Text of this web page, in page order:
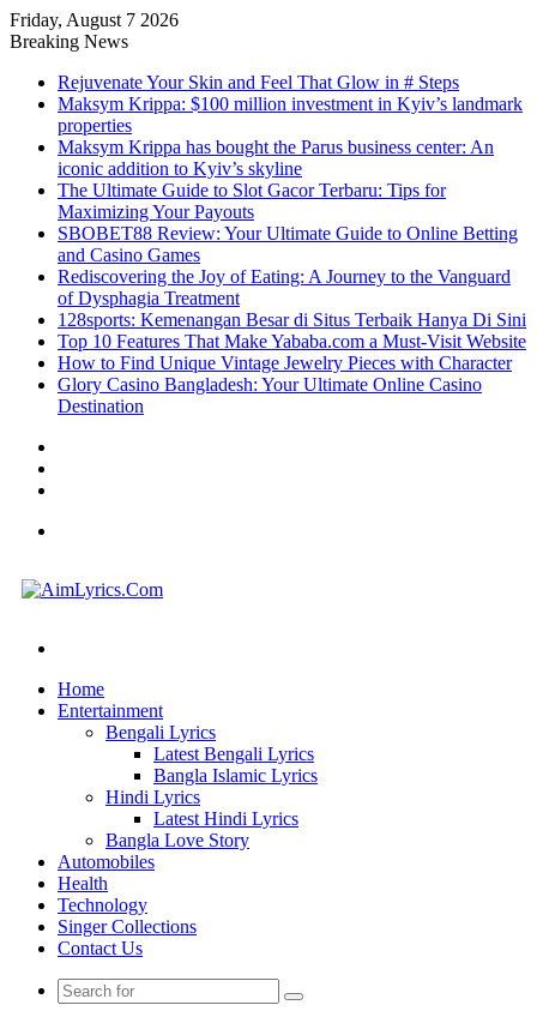
Friday, August 7 2026
Breaking News
Rejuvenate Your Skin and Feel That Glow in # Steps
Maksym Krippa: $100 million investment in Kyiv’s landmark
properties
Maksym Krippa has bought the Parus business center: An
iconic addition to Kyiv’s skyline
The Ultimate Guide to Slot Gacor Terbaru: Tips for
Maximizing Your Payouts
SBOBET88 Review: Your Ultimate Guide to Online Betting
and Casino Games
Rediscovering the Joy of Eating: A Journey to the Vanguard
of Dysphagia Treatment
128sports: Kemenangan Besar di Situs Terbaik Hanya Di Sini
Top 10 Features That Make Yababa.com a Must-Visit Website
How to Find Unique Vintage Jewelry Pieces with Character
Glory Casino Bangladesh: Your Ultimate Online Casino
Destination
Home
Entertainment
Bengali Lyrics
Latest Bengali Lyrics
Bangla Islamic Lyrics
Hindi Lyrics
Latest Hindi Lyrics
Bangla Love Story
Automobiles
Health
Technology
Singer Collections
Contact Us
Search